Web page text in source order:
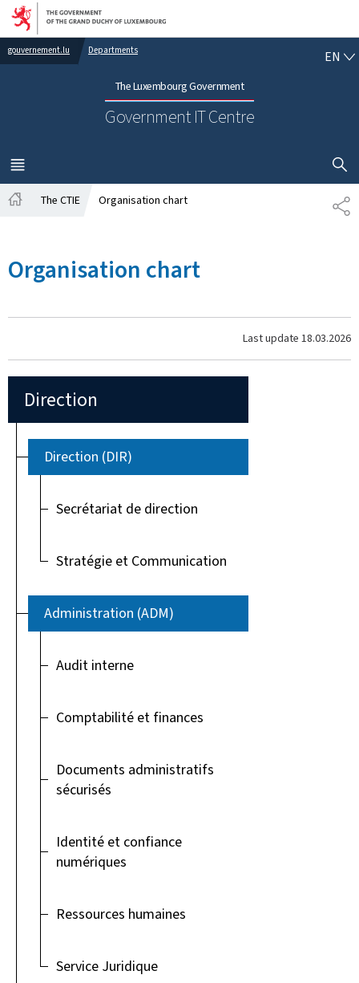
Go to main navigation
Go to content
gouvernement.lu Departments
The Luxembourg Government
Government IT Centre
EN
MENU
MAIN
SHOW
The CTIE Organisation chart
Organisation chart
Last update 18.03.2026
Direction
Direction (DIR)
Secrétariat de direction
Stratégie et Communication
Administration (ADM)
Audit interne
Comptabilité et finances
Documents administratifs
sécurisés
Identité et confiance
numériques
Ressources humaines
Service Juridique